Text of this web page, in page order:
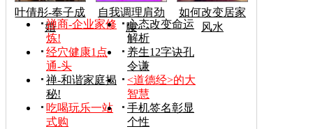
叶倩彤-奉子成
婚
自我调理肩劲
腰
如何改变居家
风水
禅商-企业家修
炼!
心态改变命运
解析
经穴健康1点
通-头
养生12字诀孔
令谦
禅-和谐家庭揭
秘!
<道德经>的大
智慧
吃喝玩乐一站
式购
手机签名彰显
个性